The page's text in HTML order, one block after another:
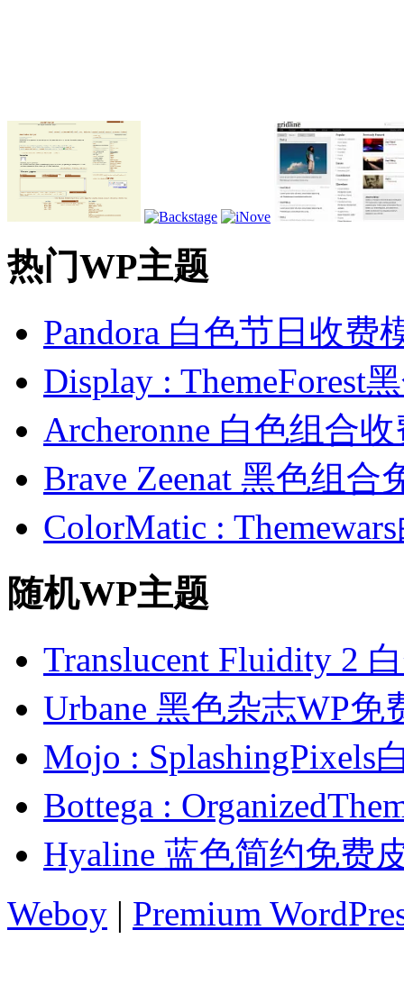
热门WP主题
Pandora 白色节日收费
Display : ThemeForest
Archeronne 白色组合
Brave Zeenat 黑色组合
ColorMatic :
随机WP主题
Translucent Fluidity 2
Urbane 黑色杂志WP免
Mojo : SplashingPixels
Bottega :
Hyaline 蓝色简约免费
Weboy | Premium